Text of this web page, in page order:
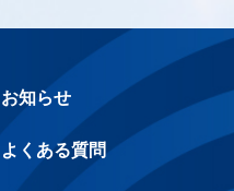
お知らせ
よくある質問